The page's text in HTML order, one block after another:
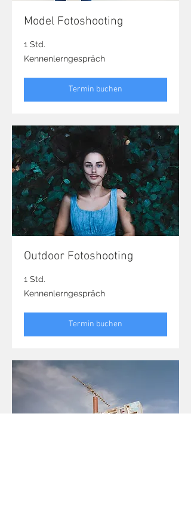
Model Fotoshooting
1 Std.
Kennenlerngespräch
Kennenlerngespräch
Termin buchen
Outdoor Fotoshooting
1 Std.
Kennenlerngespräch
Kennenlerngespräch
Termin buchen